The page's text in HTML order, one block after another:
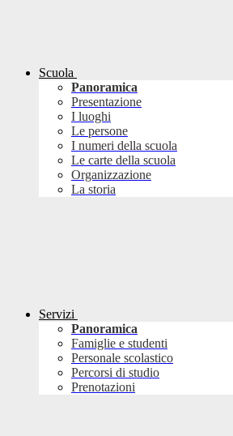
Scuola
Panoramica
Presentazione
I luoghi
Le persone
I numeri della scuola
Le carte della scuola
Organizzazione
La storia
Servizi
Panoramica
Famiglie e studenti
Personale scolastico
Percorsi di studio
Prenotazioni